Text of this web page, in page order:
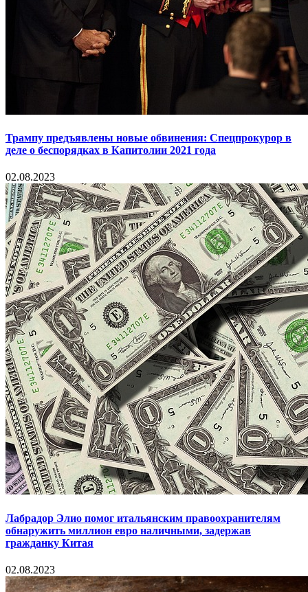
Трампу предъявлены новые обвинения: Спецпрокурор в
деле о беспорядках в Капитолии 2021 года
02.08.2023
Лабрадор Элио помог итальянским правоохранителям
обнаружить миллион евро наличными, задержав
гражданку Китая
02.08.2023